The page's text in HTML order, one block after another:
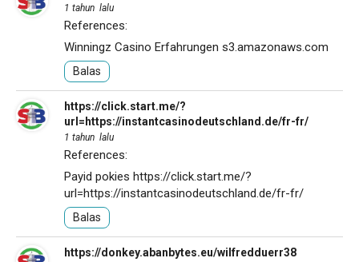
1 tahun lalu
References:
Winningz Casino Erfahrungen s3.amazonaws.com
Balas
https://click.start.me/?
url=https://instantcasinodeutschland.de/fr-fr/
1 tahun lalu
References:
Payid pokies https://click.start.me/?
url=https://instantcasinodeutschland.de/fr-fr/
Balas
https://donkey.abanbytes.eu/wilfredduerr38